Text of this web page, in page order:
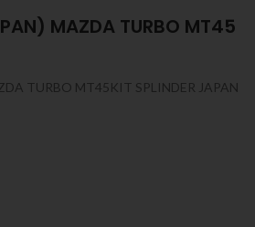
MAZDA TURBO MT45
TURBO MT45KIT SPLINDER JAPAN